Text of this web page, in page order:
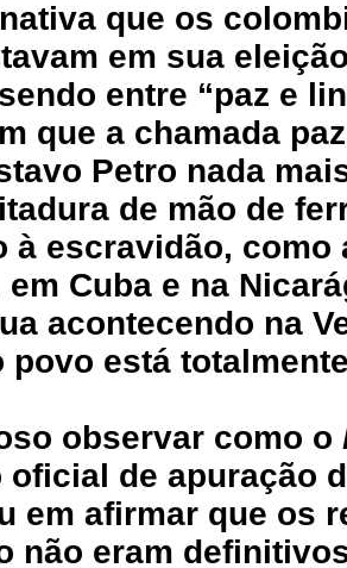
que os
em sua
entre “paz e
que a chamada
Petro nada
de mão de
à escravidão, como
em Cuba e na
acontecendo na
povo está
observar como o
oficial de apuração
em afirmar que os
não eram